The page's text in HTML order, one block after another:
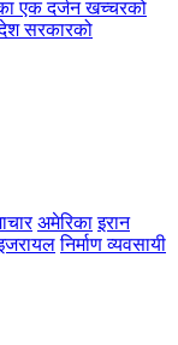
एक दर्जन खच्चरको
सरकारको
अमेरिका इरान
निर्माण व्यवसायी